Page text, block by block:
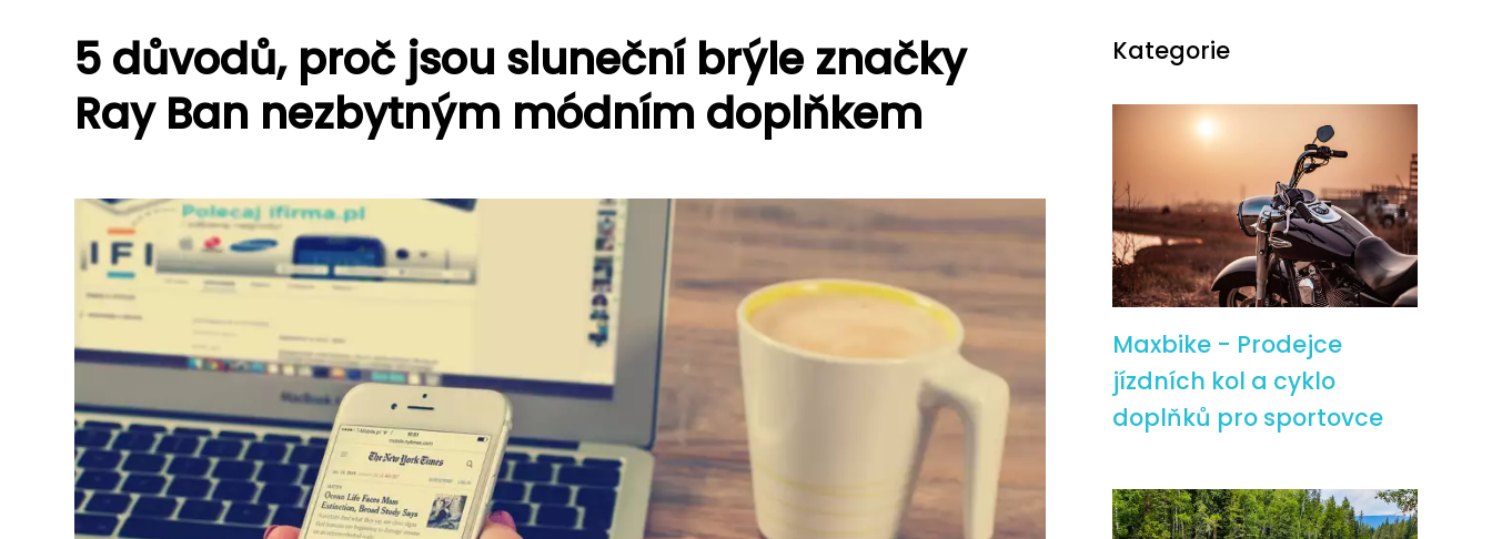
5 důvodů, proč jsou sluneční brýle značky
Ray Ban nezbytným módním doplňkem
Kategorie
Maxbike - Prodejce
jízdních kol a cyklo
doplňků pro sportovce